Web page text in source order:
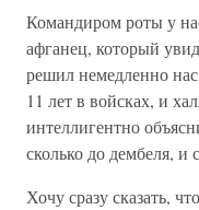
Командиром роты у
афганец, который
решил немедленно
11 лет в войсках, и
интеллигентно
сколько до дембеля,
Хочу сразу сказать,